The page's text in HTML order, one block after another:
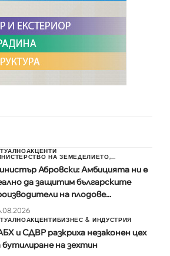
АКЦЕНТИ
НА ЗЕМЕДЕЛИЕТО,...
Абровски: Амбицията ни е
да защитим българските
на плодове...
АКЦЕНТИБИЗНЕС & ИНДУСТРИЯ
и СДВР разкриха незаконен цех
бутилиране на зехтин